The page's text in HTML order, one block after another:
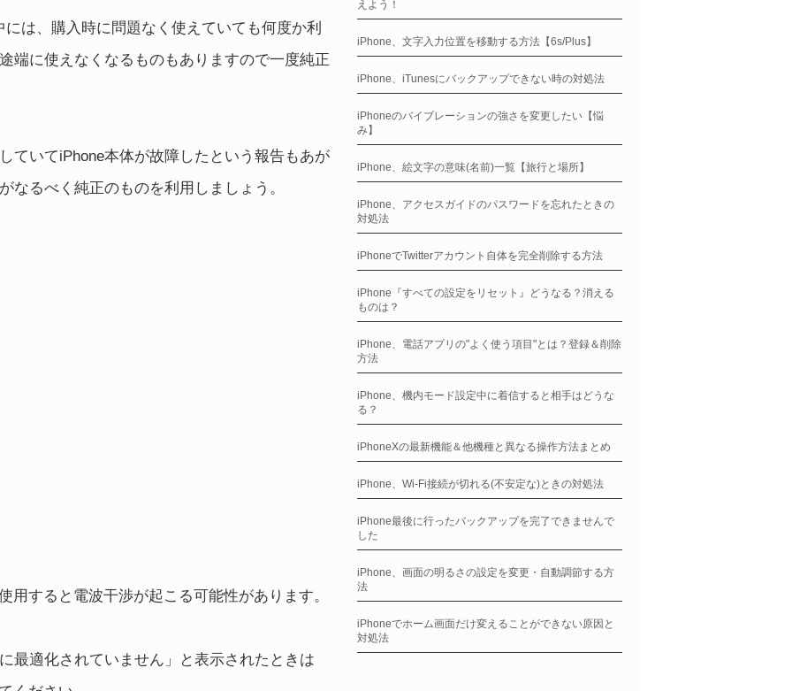
は、購入時に問題なく使えていても何度か利
端に使えなくなるものもありますので一度純正
ていてiPhone本体が故障したという報告もあが
なるべく純正のものを利用しましょう。
用すると電波干渉が起こる可能性があります。
最適化されていません」と表示されたときは
えよう！
iPhone、文字入力位置を移動する方法【6s/Plus】
iPhone、iTunesにバックアップできない時の対処法
iPhoneのバイブレーションの強さを変更したい【悩
み】
iPhone、絵文字の意味(名前)一覧【旅行と場所】
iPhone、アクセスガイドのパスワードを忘れたときの
対処法
iPhoneでTwitterアカウント自体を完全削除する方法
iPhone『すべての設定をリセット』どうなる？消える
ものは？
iPhone、電話アプリの"よく使う項目"とは？登録＆削除
方法
iPhone、機内モード設定中に着信すると相手はどうな
る？
iPhoneXの最新機能＆他機種と異なる操作方法まとめ
iPhone、Wi-Fi接続が切れる(不安定な)ときの対処法
iPhone最後に行ったバックアップを完了できませんで
した
iPhone、画面の明るさの設定を変更・自動調節する方
法
iPhoneでホーム画面だけ変えることができない原因と
対処法